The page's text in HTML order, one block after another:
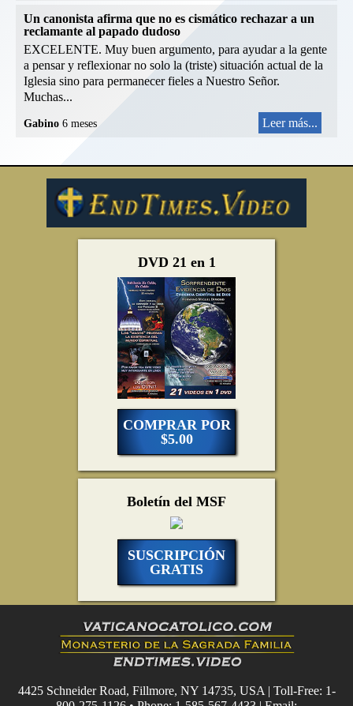
Un canonista afirma que no es cismático rechazar a un
reclamante al papado dudoso
EXCELENTE. Muy buen argumento, para ayudar a la gente
a pensar y reflexionar no solo la (triste) situación actual de la
Iglesia sino para permanecer fieles a Nuestro Señor.
Muchas...
Gabino 6 meses Leer más...
DVD 21 en 1
COMPRAR POR
$5.00
Boletín del MSF
SUSCRIPCIÓN
GRATIS
4425 Schneider Road, Fillmore, NY 14735, USA | Toll-Free: 1-